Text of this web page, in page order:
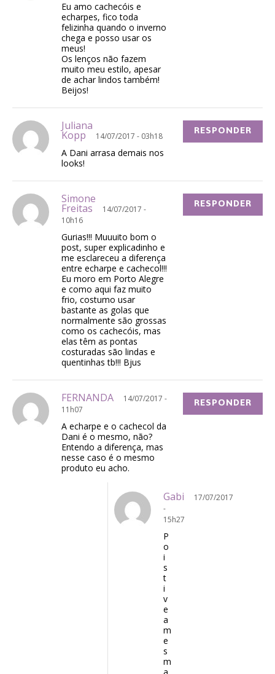
Eu amo cachecóis e
echarpes, fico toda
felizinha quando o inverno
chega e posso usar os
meus!
Os lenços não fazem
muito meu estilo, apesar
de achar lindos também!
Beijos!
Juliana
Kopp 14/07/2017 - 03h18
A Dani arrasa demais nos
looks!
RESPONDER
Simone
Freitas
14/07/2017 -
10h16
Gurias!!! Muuuito bom o
post, super explicadinho e
me esclareceu a diferença
entre echarpe e cachecol!!!
Eu moro em Porto Alegre
e como aqui faz muito
frio, costumo usar
bastante as golas que
normalmente são grossas
como os cachecóis, mas
elas têm as pontas
costuradas são lindas e
quentinhas tb!!! Bjus
RESPONDER
FERNANDA
14/07/2017 -
11h07
A echarpe e o cachecol da
Dani é o mesmo, não?
Entendo a diferença, mas
nesse caso é o mesmo
produto eu acho.
RESPONDER
Gabi
17/07/2017
-
15h27
P
o
i
s
t
i
v
e
a
m
e
s
m